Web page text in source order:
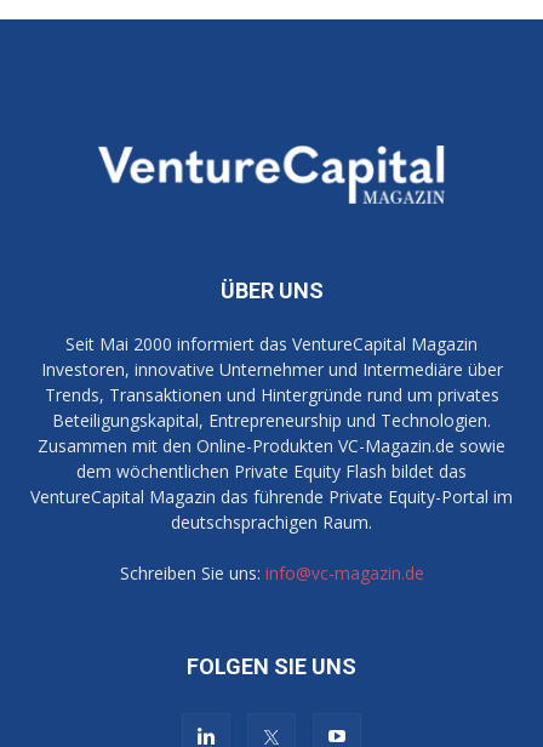
ÜBER UNS
Seit Mai 2000 informiert das VentureCapital Magazin
Investoren, innovative Unternehmer und Intermediäre über
Trends, Transaktionen und Hintergründe rund um privates
Beteiligungskapital, Entrepreneurship und Technologien.
Zusammen mit den Online-Produkten VC-Magazin.de sowie
dem wöchentlichen Private Equity Flash bildet das
VentureCapital Magazin das führende Private Equity-Portal im
deutschsprachigen Raum.
Schreiben Sie uns: info@vc-magazin.de
FOLGEN SIE UNS